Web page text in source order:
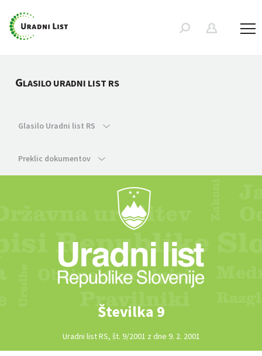
GLASILO URADNI LIST RS
Glasilo Uradni list RS
Preklic dokumentov
Številka 9
Uradni list RS, št. 9/2001 z dne 9. 2. 2001